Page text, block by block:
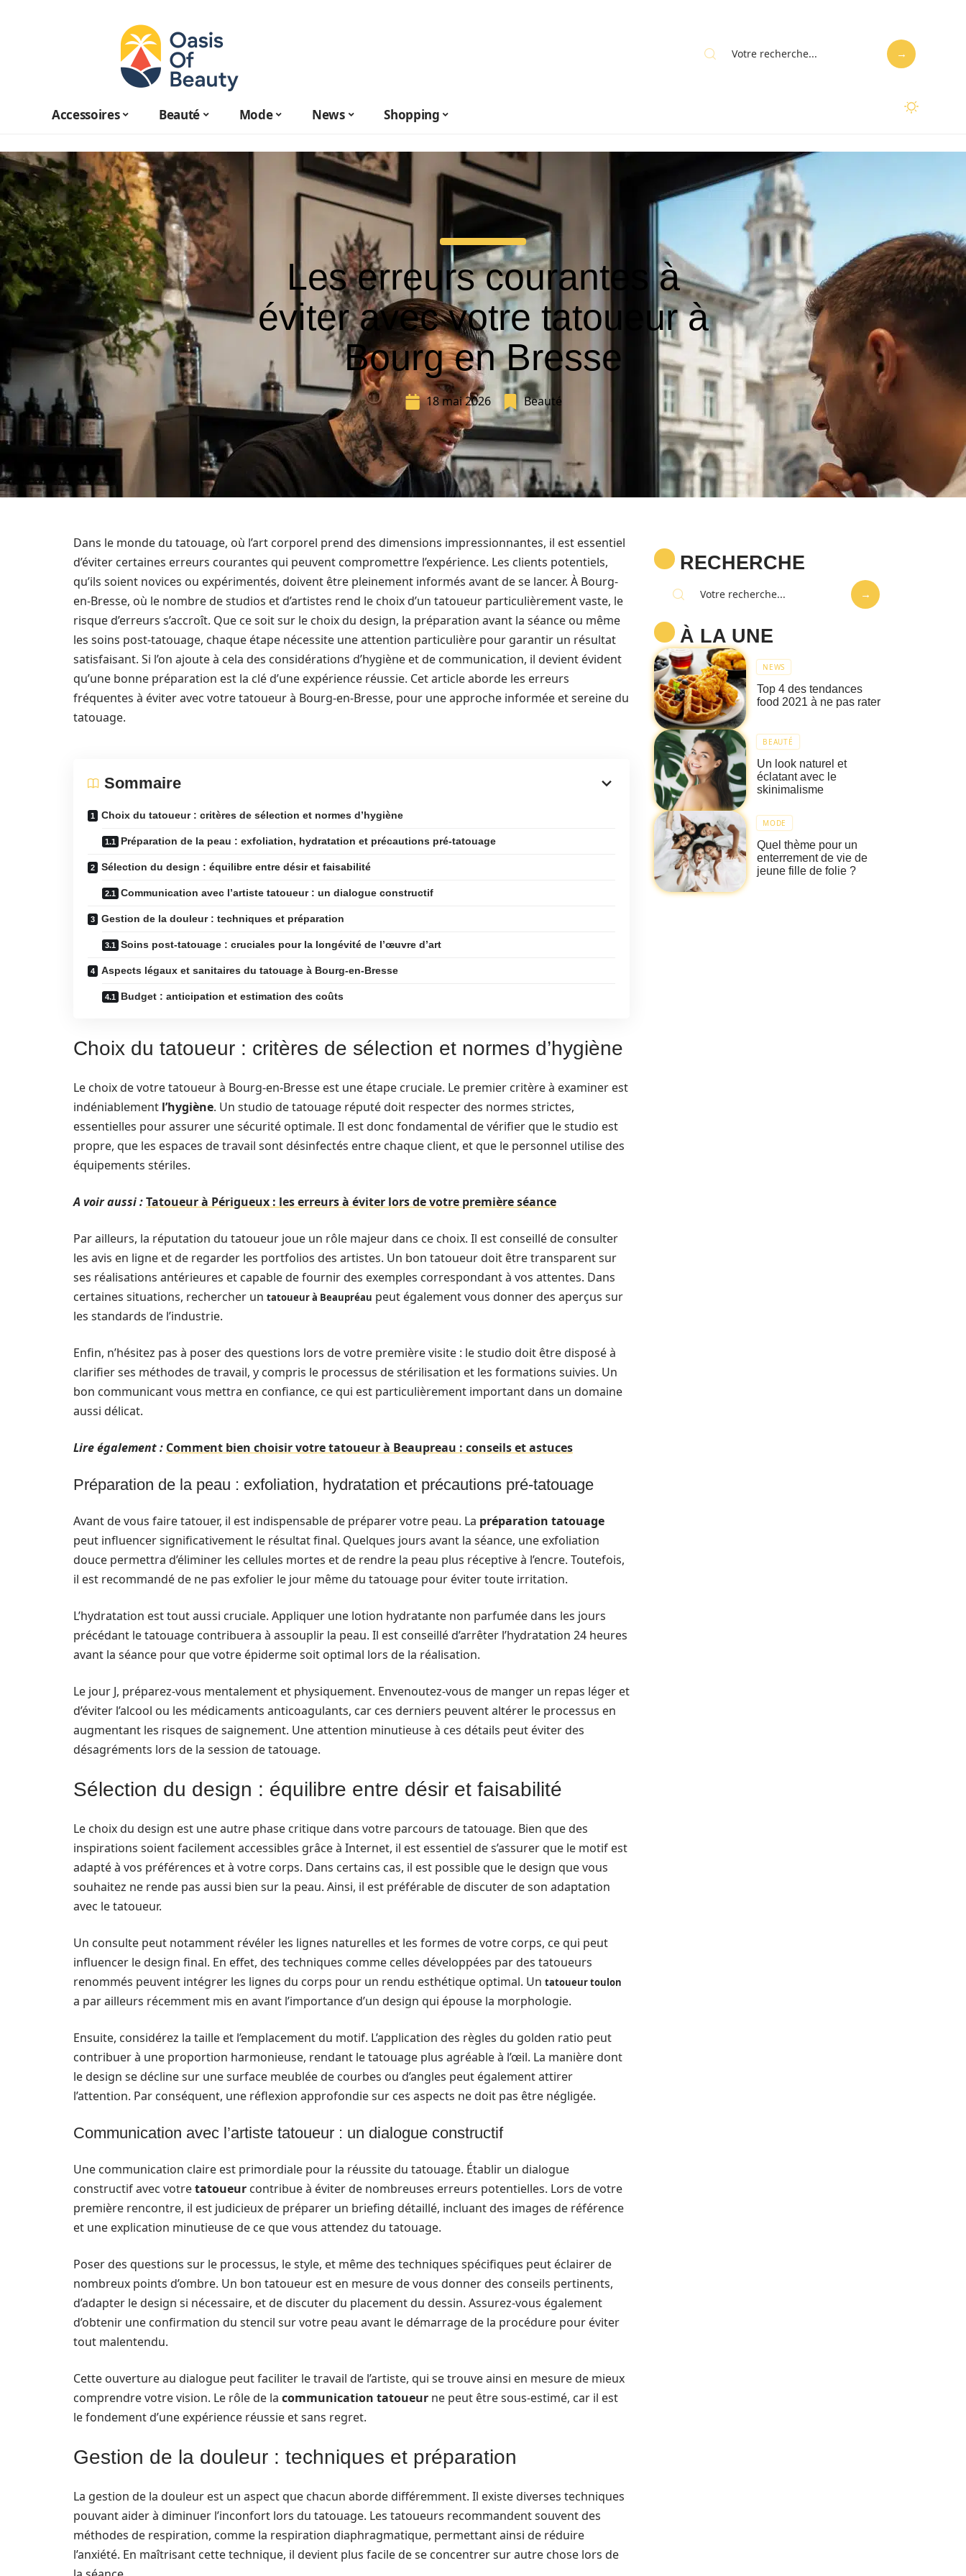
Accessoires Beauté Mode News Shopping
Les erreurs courantes à
éviter avec votre tatoueur à
Bourg en Bresse
18 mai 2026 Beauté
Dans le monde du tatouage, où l’art corporel prend des dimensions impressionnantes, il est essentiel
d’éviter certaines erreurs courantes qui peuvent compromettre l’expérience. Les clients potentiels,
qu’ils soient novices ou expérimentés, doivent être pleinement informés avant de se lancer. À Bourg-
en-Bresse, où le nombre de studios et d’artistes rend le choix d’un tatoueur particulièrement vaste, le
risque d’erreurs s’accroît. Que ce soit sur le choix du design, la préparation avant la séance ou même
les soins post-tatouage, chaque étape nécessite une attention particulière pour garantir un résultat
satisfaisant. Si l’on ajoute à cela des considérations d’hygiène et de communication, il devient évident
qu’une bonne préparation est la clé d’une expérience réussie. Cet article aborde les erreurs
fréquentes à éviter avec votre tatoueur à Bourg-en-Bresse, pour une approche informée et sereine du
tatouage.
Sommaire
Choix du tatoueur : critères de sélection et normes d’hygiène
Préparation de la peau : exfoliation, hydratation et précautions pré-tatouage
Sélection du design : équilibre entre désir et faisabilité
Communication avec l’artiste tatoueur : un dialogue constructif
Gestion de la douleur : techniques et préparation
Soins post-tatouage : cruciales pour la longévité de l’œuvre d’art
Aspects légaux et sanitaires du tatouage à Bourg-en-Bresse
Budget : anticipation et estimation des coûts
Choix du tatoueur : critères de sélection et normes d’hygiène
Le choix de votre tatoueur à Bourg-en-Bresse est une étape cruciale. Le premier critère à examiner est
indéniablement l’hygiène. Un studio de tatouage réputé doit respecter des normes strictes,
essentielles pour assurer une sécurité optimale. Il est donc fondamental de vérifier que le studio est
propre, que les espaces de travail sont désinfectés entre chaque client, et que le personnel utilise des
équipements stériles.
A voir aussi :Tatoueur à Périgueux : les erreurs à éviter lors de votre première séance
Par ailleurs, la réputation du tatoueur joue un rôle majeur dans ce choix. Il est conseillé de consulter
les avis en ligne et de regarder les portfolios des artistes. Un bon tatoueur doit être transparent sur
ses réalisations antérieures et capable de fournir des exemples correspondant à vos attentes. Dans
certaines situations, rechercher un tatoueur à Beaupréau peut également vous donner des aperçus sur
les standards de l’industrie.
Enfin, n’hésitez pas à poser des questions lors de votre première visite : le studio doit être disposé à
clarifier ses méthodes de travail, y compris le processus de stérilisation et les formations suivies. Un
bon communicant vous mettra en confiance, ce qui est particulièrement important dans un domaine
aussi délicat.
Lire également : Comment bien choisir votre tatoueur à Beaupreau : conseils et astuces
Préparation de la peau : exfoliation, hydratation et précautions pré-tatouage
Avant de vous faire tatouer, il est indispensable de préparer votre peau. La préparation tatouage
peut influencer significativement le résultat final. Quelques jours avant la séance, une exfoliation
douce permettra d’éliminer les cellules mortes et de rendre la peau plus réceptive à l’encre. Toutefois,
il est recommandé de ne pas exfolier le jour même du tatouage pour éviter toute irritation.
L’hydratation est tout aussi cruciale. Appliquer une lotion hydratante non parfumée dans les jours
précédant le tatouage contribuera à assouplir la peau. Il est conseillé d’arrêter l’hydratation 24 heures
avant la séance pour que votre épiderme soit optimal lors de la réalisation.
Le jour J, préparez-vous mentalement et physiquement. Envenoutez-vous de manger un repas léger et
d’éviter l’alcool ou les médicaments anticoagulants, car ces derniers peuvent altérer le processus en
augmentant les risques de saignement. Une attention minutieuse à ces détails peut éviter des
désagréments lors de la session de tatouage.
Sélection du design : équilibre entre désir et faisabilité
Le choix du design est une autre phase critique dans votre parcours de tatouage. Bien que des
inspirations soient facilement accessibles grâce à Internet, il est essentiel de s’assurer que le motif est
adapté à vos préférences et à votre corps. Dans certains cas, il est possible que le design que vous
souhaitez ne rende pas aussi bien sur la peau. Ainsi, il est préférable de discuter de son adaptation
avec le tatoueur.
Un consulte peut notamment révéler les lignes naturelles et les formes de votre corps, ce qui peut
influencer le design final. En effet, des techniques comme celles développées par des tatoueurs
renommés peuvent intégrer les lignes du corps pour un rendu esthétique optimal. Un tatoueur toulon
a par ailleurs récemment mis en avant l’importance d’un design qui épouse la morphologie.
Ensuite, considérez la taille et l’emplacement du motif. L’application des règles du golden ratio peut
contribuer à une proportion harmonieuse, rendant le tatouage plus agréable à l’œil. La manière dont
le design se décline sur une surface meublée de courbes ou d’angles peut également attirer
l’attention. Par conséquent, une réflexion approfondie sur ces aspects ne doit pas être négligée.
Communication avec l’artiste tatoueur : un dialogue constructif
Une communication claire est primordiale pour la réussite du tatouage. Établir un dialogue
constructif avec votretatoueur contribue à éviter de nombreuses erreurs potentielles. Lors de votre
première rencontre, il est judicieux de préparer un briefing détaillé, incluant des images de référence
et une explication minutieuse de ce que vous attendez du tatouage.
Poser des questions sur le processus, le style, et même des techniques spécifiques peut éclairer de
nombreux points d’ombre. Un bon tatoueur est en mesure de vous donner des conseils pertinents,
d’adapter le design si nécessaire, et de discuter du placement du dessin. Assurez-vous également
d’obtenir une confirmation du stencil sur votre peau avant le démarrage de la procédure pour éviter
tout malentendu.
Cette ouverture au dialogue peut faciliter le travail de l’artiste, qui se trouve ainsi en mesure de mieux
comprendre votre vision. Le rôle de la communication tatoueur ne peut être sous-estimé, car il est
le fondement d’une expérience réussie et sans regret.
Gestion de la douleur : techniques et préparation
La gestion de la douleur est un aspect que chacun aborde différemment. Il existe diverses techniques
pouvant aider à diminuer l’inconfort lors du tatouage. Les tatoueurs recommandent souvent des
méthodes de respiration, comme la respiration diaphragmatique, permettant ainsi de réduire
l’anxiété. En maîtrisant cette technique, il devient plus facile de se concentrer sur autre chose lors de
RECHERCHE
À LA UNE
NEWS
Top 4 des tendances
food 2021 à ne pas rater
BEAUTÉ
Un look naturel et
éclatant avec le
skinimalisme
MODE
Quel thème pour un
enterrement de vie de
jeune fille de folie ?